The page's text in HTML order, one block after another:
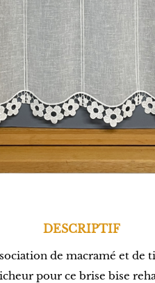
DESCRIPTIF
de macramé et de
pour ce brise bise